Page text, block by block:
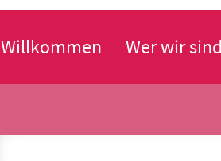
Willkommen Wer wir sind